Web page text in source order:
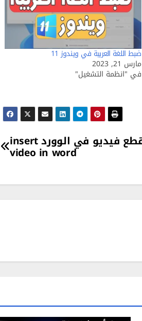
ضبط اللغة العربية في ويندوز 11
مارس 21, 2023
في "انظمة التشغيل"
طريقة اضافة مقطع فيديو في الوورد insert
video in word